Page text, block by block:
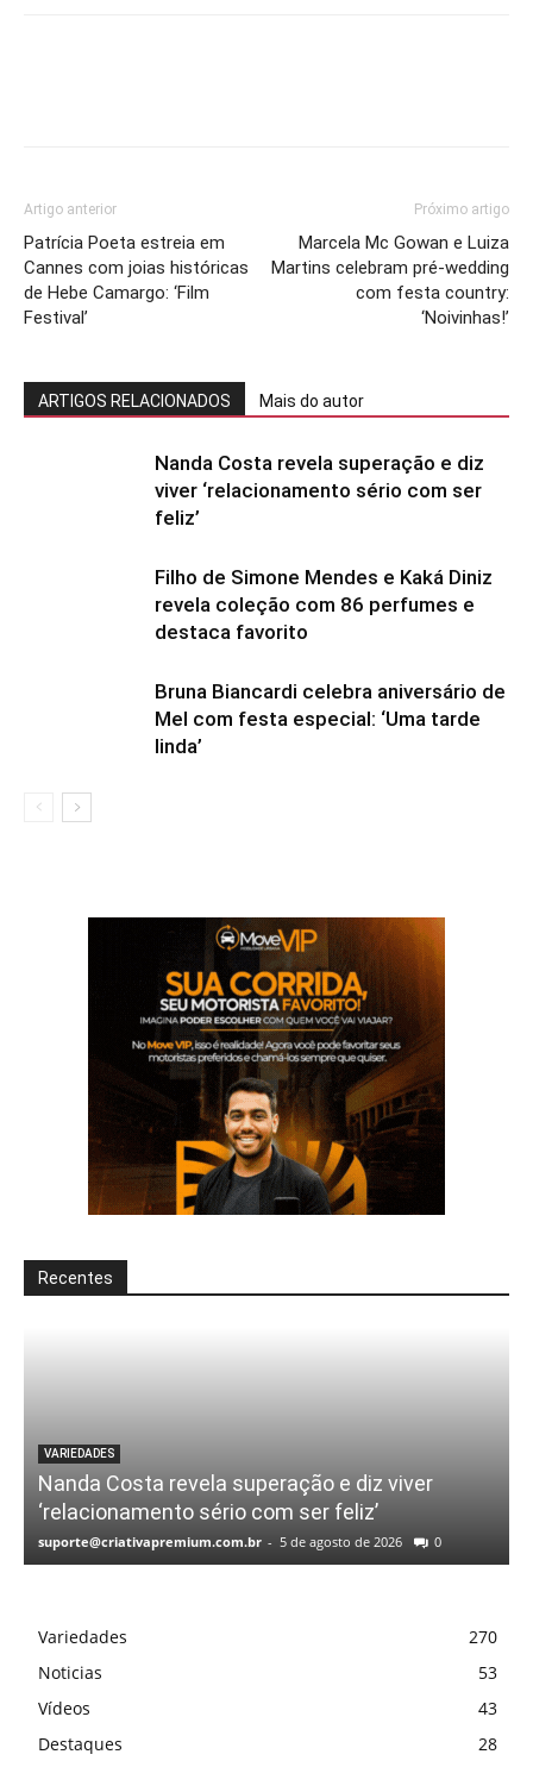
Artigo anterior
Patrícia Poeta estreia em
Cannes com joias históricas
de Hebe Camargo: ‘Film
Festival’
Próximo artigo
Marcela Mc Gowan e Luiza
Martins celebram pré-wedding
com festa country:
‘Noivinhas!’
ARTIGOS RELACIONADOS Mais do autor
Nanda Costa revela superação e diz
viver ‘relacionamento sério com ser
feliz’
Filho de Simone Mendes e Kaká Diniz
revela coleção com 86 perfumes e
destaca favorito
Bruna Biancardi celebra aniversário de
Mel com festa especial: ‘Uma tarde
linda’
Recentes
VARIEDADES
Nanda Costa revela superação e diz viver
‘relacionamento sério com ser feliz’
suporte@criativapremium.com.br - 5 de agosto de 2026 0
Variedades
270
Noticias
53
Vídeos
43
Destaques
28